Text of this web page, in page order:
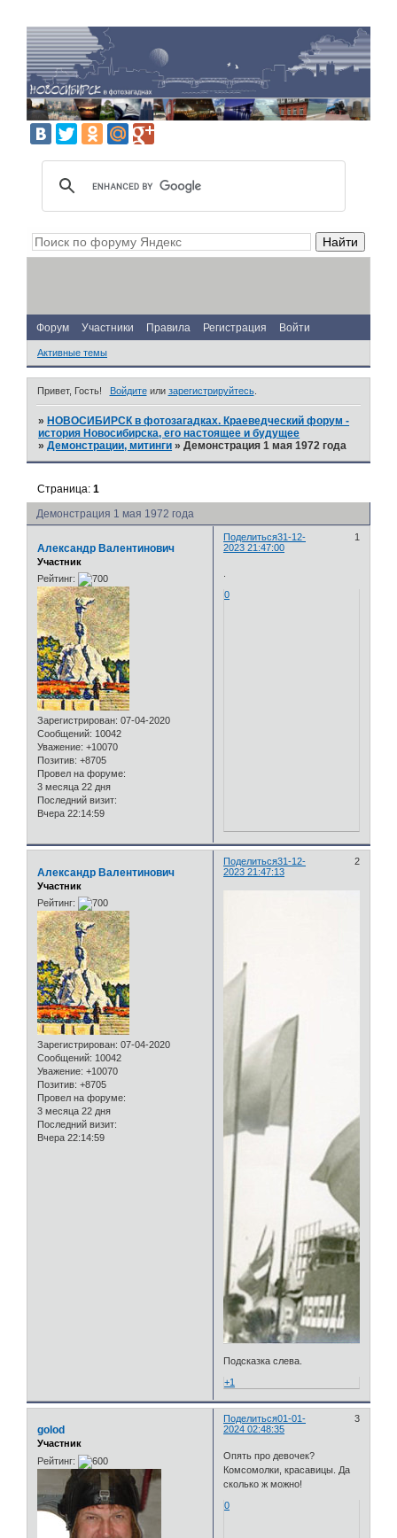
Форум Участники Правила Регистрация Войти
Активные темы
Привет, Гость! Войдитеили зарегистрируйтесь.
» НОВОСИБИРСК в фотозагадках. Краеведческий форум -
история Новосибирска, его настоящее и будущее
»Демонстрации, митинги »Демонстрация 1 мая 1972 года
Демонстрация 1 мая 1972 года
Страница:1
Поделиться 1
31-12-
2023 21:47:00
Александр Валентинович
Участник
Рейтинг:
Зарегистрирован: 07-04-2020
Сообщений: 10042
Уважение: +10070
Позитив: +8705
Провел на форуме:
3 месяца 22 дня
Последний визит:
Вчера 22:14:59
0
Поделиться 2
31-12-
2023 21:47:13
Александр Валентинович
Участник
Рейтинг:
Зарегистрирован: 07-04-2020
Сообщений: 10042
Уважение: +10070
Позитив: +8705
Провел на форуме:
3 месяца 22 дня
Последний визит:
Вчера 22:14:59
Подсказка слева.
+1
Поделиться 3
01-01-
2024 02:48:35
golod
Участник
Рейтинг:
Опять про девочек?
Комсомолки, красавицы. Да
сколько ж можно!
0